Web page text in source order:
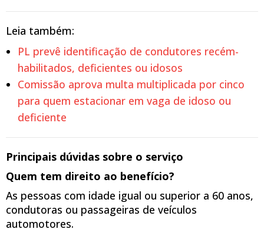
Leia também:
PL prevê identificação de condutores recém-
habilitados, deficientes ou idosos
Comissão aprova multa multiplicada por cinco
para quem estacionar em vaga de idoso ou
deficiente
Principais dúvidas sobre o serviço
Quem tem direito ao benefício?
As pessoas com idade igual ou superior a 60 anos,
condutoras ou passageiras de veículos
automotores.